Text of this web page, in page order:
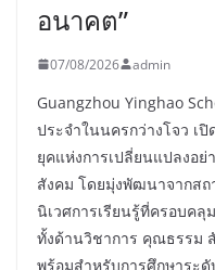
อนาคต”
07/08/2026 admin
Guangzhou Yinghao
ประจำในนครกว่างโจว เ
ยุคแห่งการเปลี่ยนแปลงอย่
สังคม โดยมุ่งพัฒนาจากส
นิเวศการเรียนรู้ที่ครอบค
ทั้งด้านวิชาการ คุณธรรม
พร้อมสำหรับการศึกษาระ